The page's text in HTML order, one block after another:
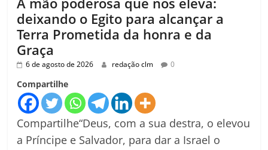
deixando o Egito para alcançar a
Terra Prometida da honra e da
Graça
6 de agosto de 2026 redação clm 0
Compartilhe
Compartilhe“Deus, com a sua destra, o elevou
a Príncipe e Salvador, para dar a Israel o